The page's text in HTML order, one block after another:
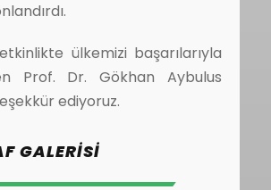
ülkemizi başarılarıyla
Prof. Dr. Gökhan Aybulus
ediyoruz.
GALERISI